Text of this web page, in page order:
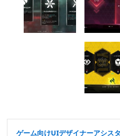
ゲーム向けUIデザイナーアシス